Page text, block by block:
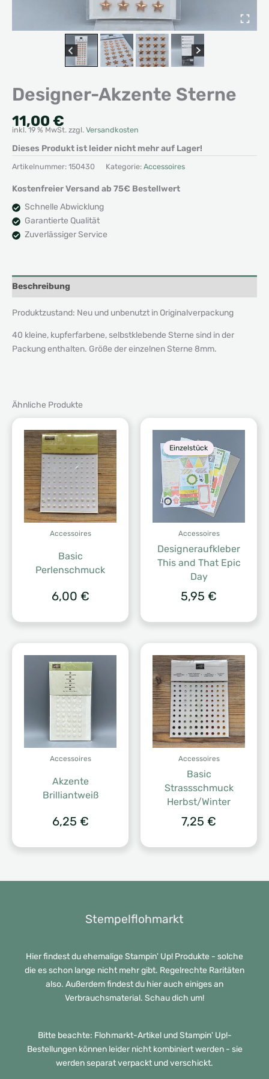
Designer-Akzente Sterne
11,00 €
inkl. 19 % MwSt. zzgl. Versandkosten
Dieses Produkt ist leider nicht mehr auf Lager!
Artikelnummer: 150430 Kategorie: Accessoires
Kostenfreier Versand ab 75€ Bestellwert
Schnelle Abwicklung
Garantierte Qualität
Zuverlässiger Service
Beschreibung
Produktzustand: Neu und unbenutzt in Originalverpackung
40 kleine, kupferfarbene, selbstklebende Sterne sind in der
Packung enthalten. Größe der einzelnen Sterne 8mm.
Ähnliche Produkte
Accessoires
Basic
Perlenschmuck
6,00 €
Einzelstück
Accessoires
Designeraufkleber
This and That Epic
Day
5,95 €
Accessoires
Akzente
Brilliantweiß
6,25 €
Accessoires
Basic
Strassschmuck
Herbst/Winter
7,25 €
Stempelflohmarkt
Hier findest du ehemalige Stampin' Up! Produkte - solche
die es schon lange nicht mehr gibt. Regelrechte Raritäten
also. Außerdem findest du hier auch einiges an
Verbrauchsmaterial. Schau dich um!
Bitte beachte: Flohmarkt-Artikel und Stampin' Up!-
Bestellungen können leider nicht kombiniert werden - sie
werden separat verpackt und verschickt.